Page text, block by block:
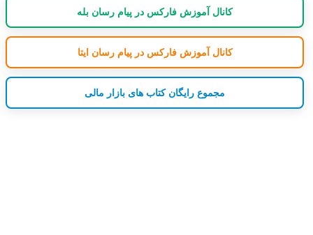
کانال آموزش فارکس در پیام رسان بله
کانال آموزش فارکس در پیام رسان ایتا
مجموع رایگان کتاب های بازار مالی